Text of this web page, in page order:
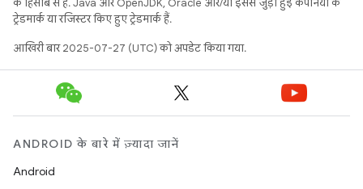
के हिसाब से हैं. Java और OpenJDK, Oracle और/या इससे जुड़ी हुई कंपनियों के
ट्रेडमार्क या रजिस्टर किए हुए ट्रेडमार्क हैं.
आखिरी बार 2025-07-27 (UTC) को अपडेट किया गया.
ANDROID के बारे में ज़्यादा जानें
Android